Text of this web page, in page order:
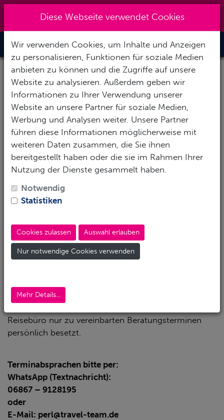
info@abenteuertauchen.de
Toggle
Reisebüro TravelTeam in Perl
UnserReisebüroin Perl mit Andrea Maas
Präsenz im Büro mit mobilem Arbeiten.
Sie berät Euch professionell zu Euren
Ecken der Welt. Neben demAction Sport
TauchreisenProdukt bieten wir selbstverständlich
auch alle Reisen mit den klassischen
Reiseveranstaltern wieLuxairTours, AIDA Cruises,
Damit wir uns vollkommen auf Eure
Reisebüro nur zu vereinbarten Beratungsterminen
persönlich besetzt.
Terminabsprachen bitte per:
WhatsApp (Textnachricht):
06867 – 9128195
oder
E-Mail: perl@travel-team.de
Diese Webseite verwendet Cookies
Wir verwenden Cookies, um Inhalte und Anzeigen
zu personalisieren, Funktionen für soziale Medien
anbieten zu können und die Zugriffe auf unsere
Website zu analysieren. Außerdem geben wir
Informationen zu Ihrer Verwendung unserer
Website an unsere Partner für soziale Medien,
Werbung und Analysen weiter. Unsere Partner
führen diese Informationen möglicherweise mit
weiteren Daten zusammen, die Sie ihnen
bereitgestellt haben oder die sie im Rahmen Ihrer
Nutzung der Dienste gesammelt haben.
Notwendig
Statistiken
Cookies zulassen Auswahl erlauben
Nur notwendige Cookies verwenden
Mehr Details...